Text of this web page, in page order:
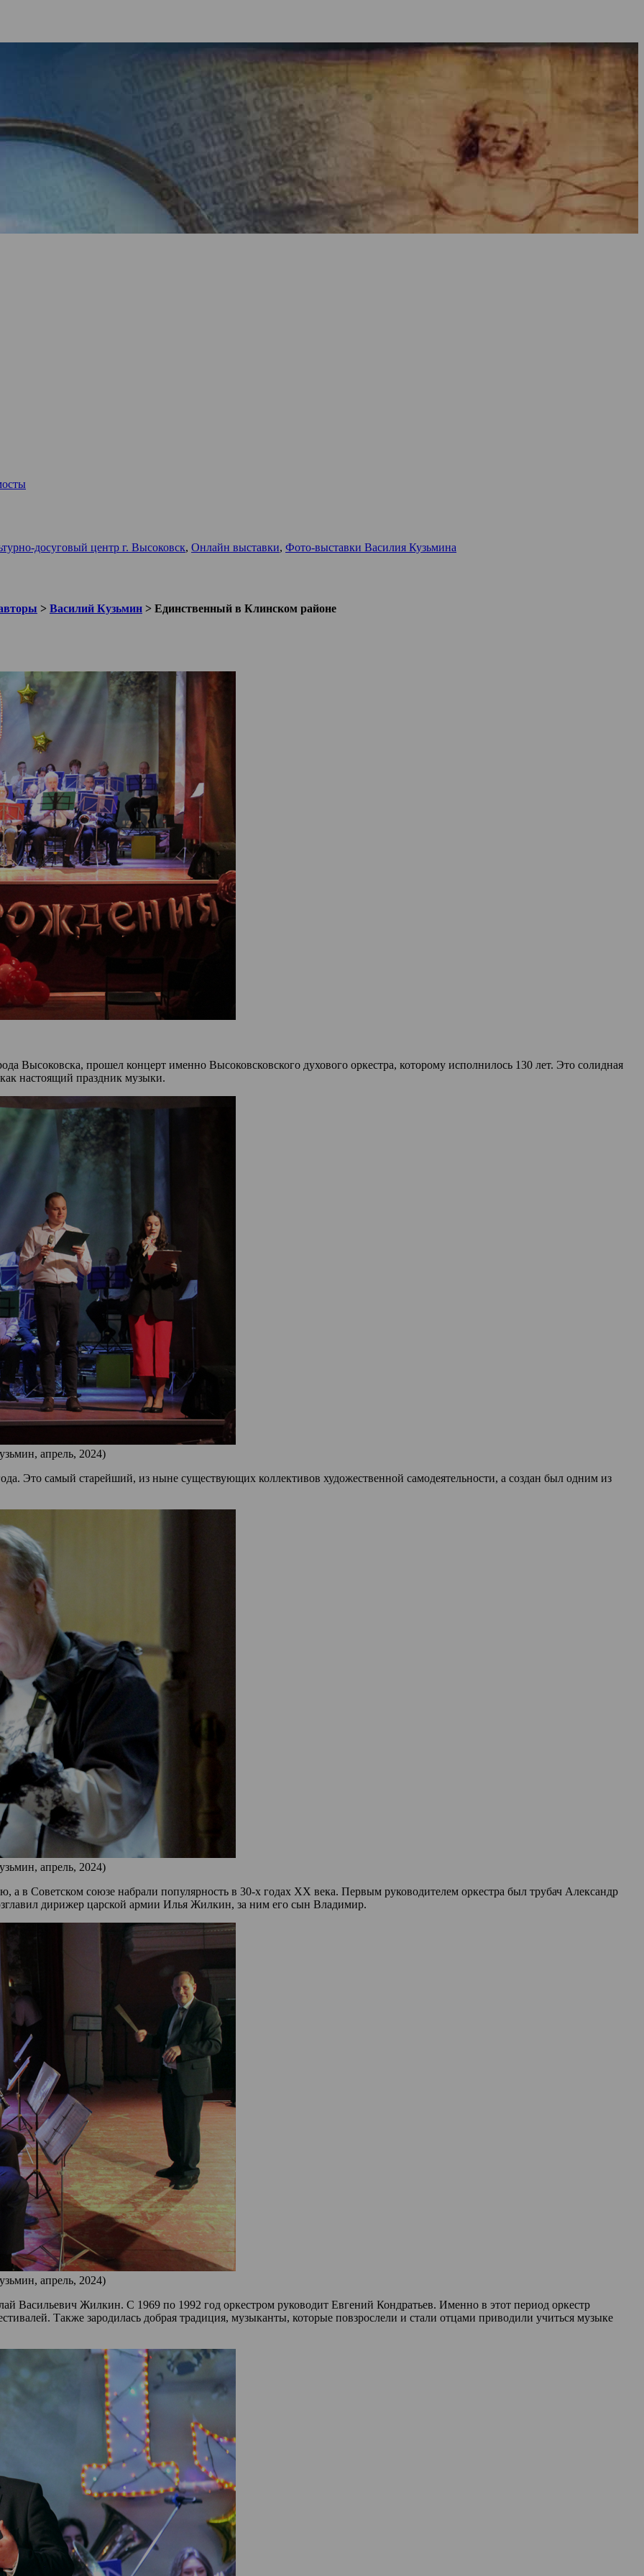
досуговый центр г. Высоковск, Онлайн выставки, Фото-выставки Василия Кузьмина
> Василий Кузьмин > Единственный в Клинском районе
Высоковска, прошел концерт именно Высоковсковского духового оркестра, которому исполнилось 130 лет. Это солидная
настоящий праздник музыки.
апрель, 2024)
Это самый старейший, из ныне существующих коллективов художественной самодеятельности, а создан был одним из
апрель, 2024)
а в Советском союзе набрали популярность в 30-х годах XX века. Первым руководителем оркестра был трубач Александр
дирижер царской армии Илья Жилкин, за ним его сын Владимир.
апрель, 2024)
Васильевич Жилкин. С 1969 по 1992 год оркестром руководит Евгений Кондратьев. Именно в этот период оркестр
Также зародилась добрая традиция, музыканты, которые повзрослели и стали отцами приводили учиться музыке